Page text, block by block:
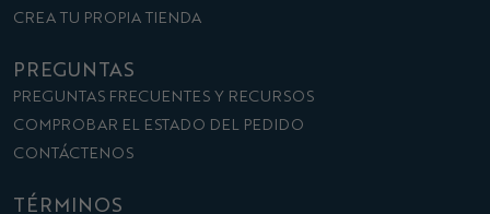
CREA TU PROPIA TIENDA
PREGUNTAS
PREGUNTAS FRECUENTES Y RECURSOS
COMPROBAR EL ESTADO DEL PEDIDO
CONTÁCTENOS
TÉRMINOS